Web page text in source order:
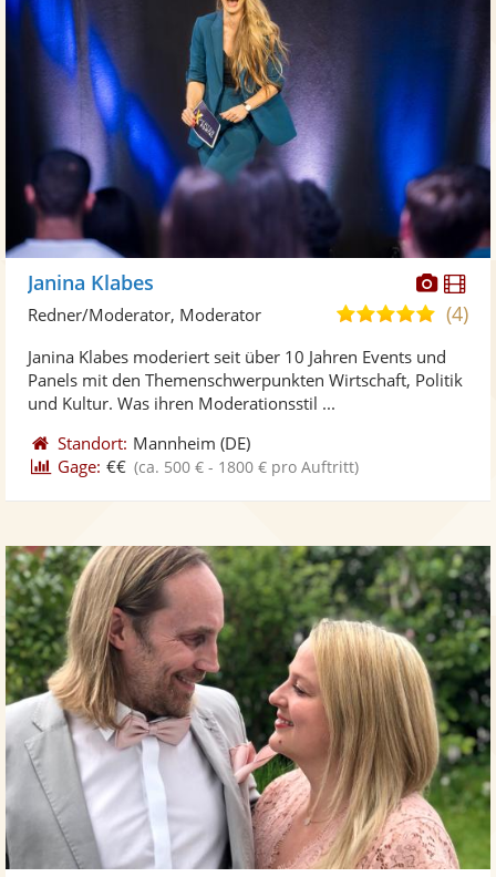
Fotos
Janina Klabes
5,0
5
(4)
Redner/Moderator, Moderator
Janina Klabes moderiert seit über 10 Jahren Events und
Panels mit den Themenschwerpunkten Wirtschaft, Politik
und Kultur. Was ihren Moderationsstil ...
Standort: Mannheim (DE)
Gage: €€ (ca. 500 € - 1800 € pro Auftritt)